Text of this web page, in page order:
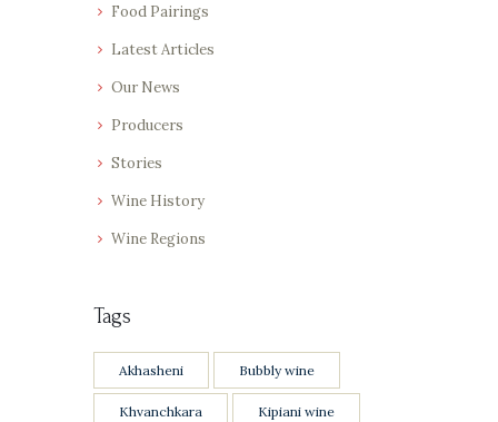
Food Pairings
Latest Articles
Our News
Producers
Stories
Wine History
Wine Regions
Tags
Akhasheni Bubbly wine
Khvanchkara Kipiani wine